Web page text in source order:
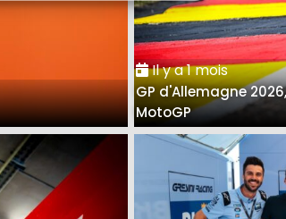
Il y a 1 mois
GP d'Allemagne
MotoGP